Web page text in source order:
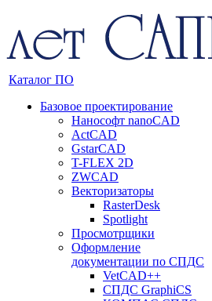
Каталог ПО
Базовое проектирование
Нанософт nanoCAD
ActCAD
GstarCAD
T-FLEX 2D
ZWCAD
Векторизаторы
RasterDesk
Spotlight
Просмотрщики
Оформление
документации по СПДС
VetCAD++
СПДС GraphiCS